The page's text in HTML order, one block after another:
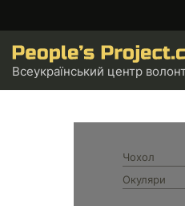
Всеукраїнський центр
Чохол
Окуляри